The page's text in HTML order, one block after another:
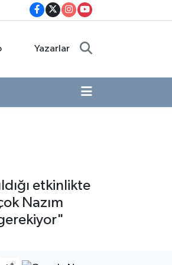
Yazarlar
etkinlikte
Nazım